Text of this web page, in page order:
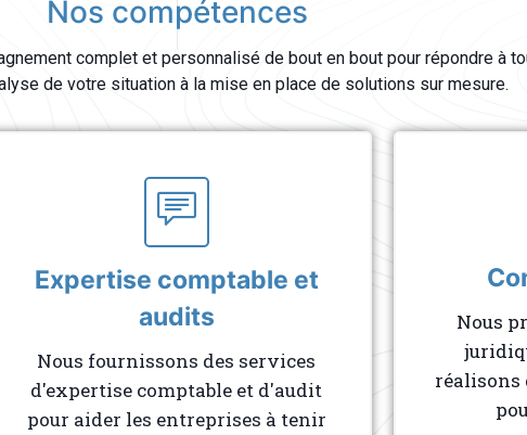
Nos compétences​
complet et personnalisé de bout en bout pour répondre à
de votre situation à la mise en place de solutions sur mesure.
Expertise comptable et
audits
Nous fournissons des services
d'expertise comptable et d'audit
pour aider les entreprises à tenir
Nous
réalisons